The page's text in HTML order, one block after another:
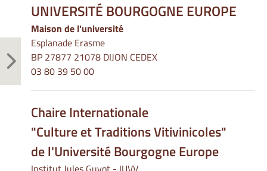
UNIVERSITÉ BOURGOGNE EUROPE
Maison de l'université
Esplanade Erasme
BP 27877 21078 DIJON CEDEX
03 80 39 50 00
Chaire Internationale
"Culture et Traditions Vitivinicoles"
de l'Université Bourgogne Europe